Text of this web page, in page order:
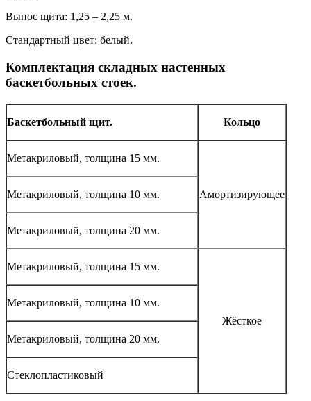
Вынос щита: 1,25 – 2,25 м.
Стандартный цвет: белый.
Комплектация складных настенных
баскетбольных стоек.
Баскетбольный щит. Кольцо
Метакриловый, толщина 15 мм.
Амортизирующее
Метакриловый, толщина 10 мм.
Метакриловый, толщина 20 мм.
Метакриловый, толщина 15 мм.
Жёсткое
Метакриловый, толщина 10 мм.
Метакриловый, толщина 20 мм.
Стеклопластиковый